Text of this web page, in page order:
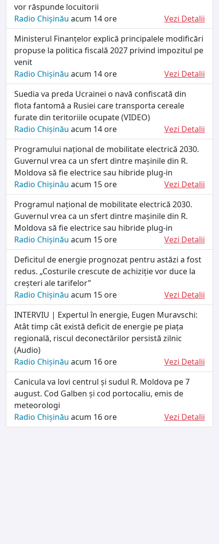
vor răspunde locuitorii
Radio Chișinău acum 14 ore
Vezi Detalii
Ministerul Finanțelor explică principalele modificări
propuse la politica fiscală 2027 privind impozitul pe
venit
Radio Chișinău acum 14 ore
Vezi Detalii
Suedia va preda Ucrainei o navă confiscată din
flota fantomă a Rusiei care transporta cereale
furate din teritoriile ocupate (VIDEO)
Radio Chișinău acum 14 ore
Vezi Detalii
Programului național de mobilitate electrică 2030.
Guvernul vrea ca un sfert dintre mașinile din R.
Moldova să fie electrice sau hibride plug-in
Radio Chișinău acum 15 ore
Vezi Detalii
Programul național de mobilitate electrică 2030.
Guvernul vrea ca un sfert dintre mașinile din R.
Moldova să fie electrice sau hibride plug-in
Radio Chișinău acum 15 ore
Vezi Detalii
Deficitul de energie prognozat pentru astăzi a fost
redus. „Costurile crescute de achiziție vor duce la
creșteri ale tarifelor”
Radio Chișinău acum 15 ore
Vezi Detalii
INTERVIU | Expertul în energie, Eugen Muravschi:
Atât timp cât există deficit de energie pe piața
regională, riscul deconectărilor persistă zilnic
(Audio)
Radio Chișinău acum 16 ore
Vezi Detalii
Canicula va lovi centrul și sudul R. Moldova pe 7
august. Cod Galben și cod portocaliu, emis de
meteorologi
Radio Chișinău acum 16 ore Vezi Detalii